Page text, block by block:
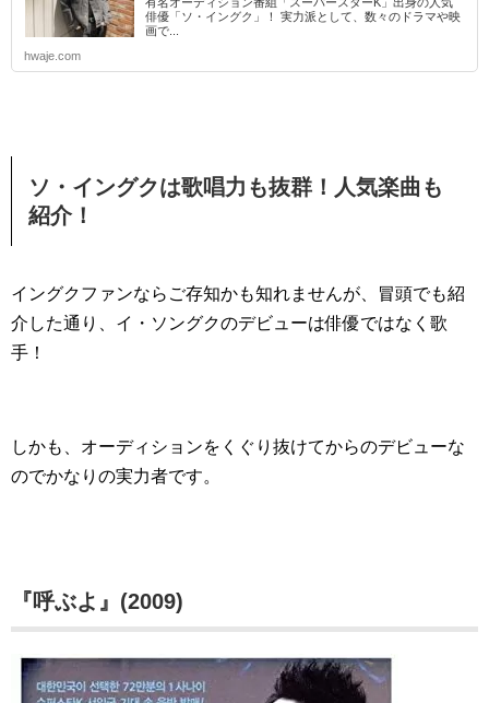
俳優「ソ・イングク」！ 実力派として、数々のドラマや映
画で...
hwaje.com
ソ・イングクは歌唱力も抜群！人気楽曲も
紹介！
イングクファンならご存知かも知れませんが、冒頭でも紹
介した通り、イ・ソングクのデビューは俳優ではなく歌
手！
しかも、オーディションをくぐり抜けてからのデビューな
のでかなりの実力者です。
『呼ぶよ』(2009)